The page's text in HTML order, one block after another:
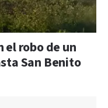
el robo de un
San Benito